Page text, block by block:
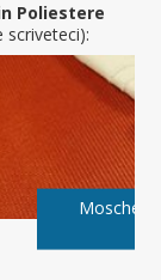
Poliestere
scriveteci):